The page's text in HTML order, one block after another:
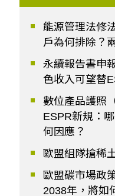
能源管理法修
戶為何排除？
永續報告書申
色收入可望替
數位產品護照
ESPR新規：
何因應？
歐盟組隊搶稀
歐盟碳市場政
2038年，將如